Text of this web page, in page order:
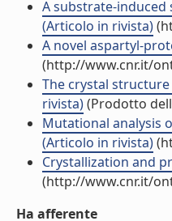
A substrate-induced
(Articolo in rivista)
A novel aspartyl-
(http://www.cnr.it/
The crystal
rivista)(Prodotto
Mutational analysis
(Articolo in rivista)
Crystallization and
(http://www.cnr.it/
Ha afferente